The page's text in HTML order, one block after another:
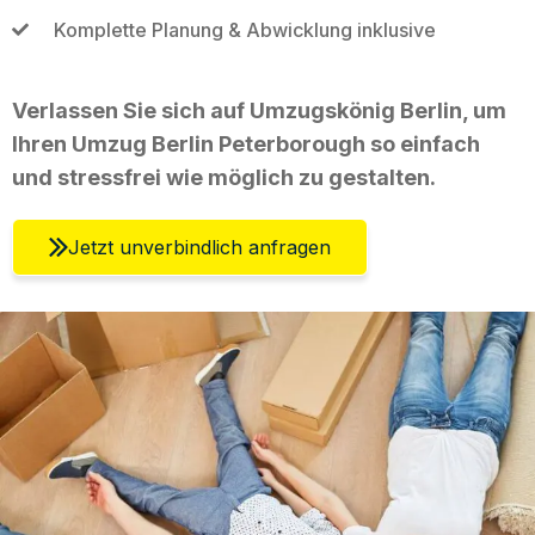
Komplette Planung & Abwicklung inklusive
Verlassen Sie sich auf Umzugskönig Berlin, um
Ihren Umzug Berlin Peterborough so einfach
und stressfrei wie möglich zu gestalten.
Jetzt unverbindlich anfragen